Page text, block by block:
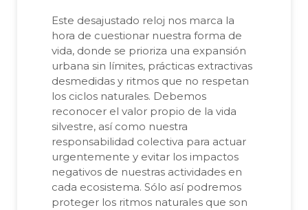
Este desajustado reloj nos marca la
hora de cuestionar nuestra forma de
vida, donde se prioriza una expansión
urbana sin límites, prácticas extractivas
desmedidas y ritmos que no respetan
los ciclos naturales. Debemos
reconocer el valor propio de la vida
silvestre, así como nuestra
responsabilidad colectiva para actuar
urgentemente y evitar los impactos
negativos de nuestras actividades en
cada ecosistema. Sólo así podremos
proteger los ritmos naturales que son